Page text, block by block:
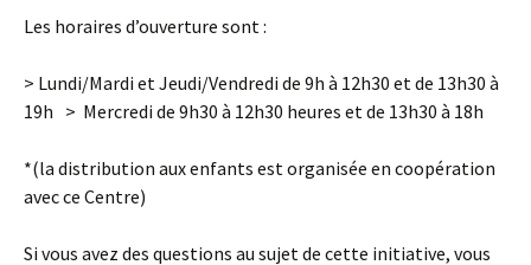
Les horaires d’ouverture sont :
> Lundi/Mardi et Jeudi/Vendredi de 9h à 12h30 et de 13h30 à
19h > Mercredi de 9h30 à 12h30 heures et de 13h30 à 18h
*(la distribution aux enfants est organisée en coopération
avec ce Centre)
Si vous avez des questions au sujet de cette initiative, vous